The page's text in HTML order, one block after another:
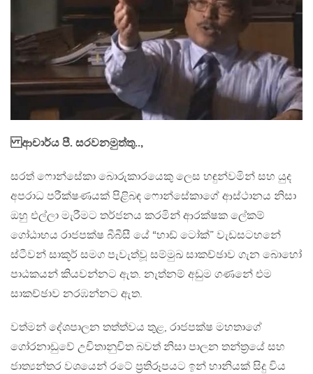
ආචාර්ය පී. සරවනමුත්තු..,
සරත් ෆොන්සේකා බොරුකාරයෙකු ලෙස හඳුන්වමින් සහ යුද
අපරාධ පරීක්ෂණයක් පිළිබඳ ෆොන්සේකාගේ ආස්ථානය නිසා
ඔහු එල්ලා මැරීමට තර්ජනය කරමින් ආරක්ෂක ලේකම්
ගෝඨාභය රාජපක්ෂ බීබීසී යේ “හාඩ් ටෝක්” වැඩසටහනේ
ස්ටීවන් සාකූර් සමග පැවැත්වූ සම්මුඛ සාකච්ඡාව ගැන බොහෝ
පාඨකයන් කියවන්නට ඇත. නැත්නම් අඩුම ගණනේ එම
සාකච්ඡාව නරඹන්නට ඇත.
වත්මන් දේශපාලන තත්ත්වය තුළ, රාජපක්ෂ මහතාගේ
ගෝරනාඩුවේ උචිතානුචිත බවත් නිසා පාලන තන්ත්‍රයේ සහ
ජාත්‍යන්තර වශයෙන් රටේ ප්‍රතිරූපයට ඉන් හානියක් සිදු විය